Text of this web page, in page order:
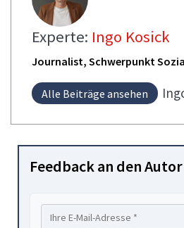
Experte: Ingo Kosick
Journalist, Schwerpunkt
Alle Beiträge ansehen
Feedback an den Autor